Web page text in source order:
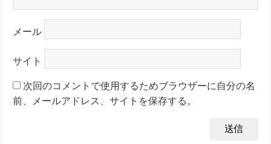
メール
サイト
次回のコメントで使用するためブラウザーに自分の名
前、メールアドレス、サイトを保存する。